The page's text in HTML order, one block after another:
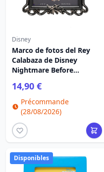
Disney
Marco de fotos del Rey
Calabaza de Disney
Nightmare Before
14,90 €
Précommande
(28/08/2026)
Disponibles